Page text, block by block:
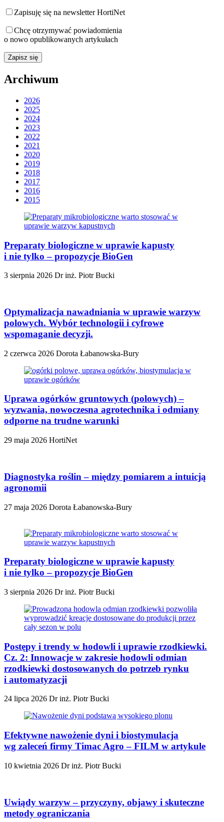
Zapisuję się na newsletter HortiNet
Chcę otrzymywać powiadomienia
o nowo opublikowanych artykułach
Archiwum
2026
2025
2024
2023
2022
2021
2020
2019
2018
2017
2016
2015
Preparaty biologiczne w uprawie kapusty
i nie tylko – propozycje BioGen
3 sierpnia 2026 Dr inż. Piotr Bucki
Optymalizacja nawadniania w uprawie warzyw
polowych. Wybór technologii i cyfrowe
wspomaganie decyzji.
2 czerwca 2026 Dorota Łabanowska-Bury
Uprawa ogórków gruntowych (polowych) –
wyzwania, nowoczesna agrotechnika i odmiany
odporne na trudne warunki
29 maja 2026 HortiNet
Diagnostyka roślin – między pomiarem a intuicją
agronomii
27 maja 2026 Dorota Łabanowska-Bury
Preparaty biologiczne w uprawie kapusty
i nie tylko – propozycje BioGen
3 sierpnia 2026 Dr inż. Piotr Bucki
Postępy i trendy w hodowli i uprawie rzodkiewki.
Cz. 2: Innowacje w zakresie hodowli odmian
rzodkiewki dostosowanych do potrzeb rynku
i automatyzacji
24 lipca 2026 Dr inż. Piotr Bucki
Efektywne nawożenie dyni i biostymulacja
wg zaleceń firmy Timac Agro – FILM w artykule
10 kwietnia 2026 Dr inż. Piotr Bucki
Uwiądy warzyw – przyczyny, objawy i skuteczne
metody ograniczania